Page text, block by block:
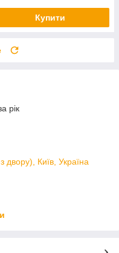
Купити
рік
двору), Київ, Україна